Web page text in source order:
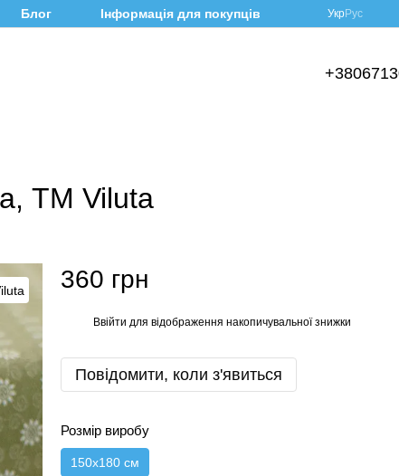
Блог Інформація для покупців УкрРус
ТМ Viluta
360 грн
Ввійти для відображення накопичувальної знижки
Повідомити, коли з'явиться
Розмір виробу
150х180 см